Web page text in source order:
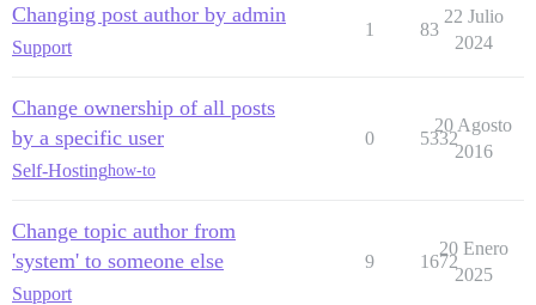
Changing post author by admin
Support
1 83
22 Julio
2024
Change ownership of all posts
by a specific user
Self-Hostinghow-to
0 5332
20 Agosto
2016
Change topic author from
'system' to someone else
Support
9 1672
20 Enero
2025